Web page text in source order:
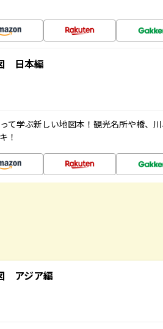
日本編
て学ぶ新しい地図本！観光名所や橋、
！
アジア編